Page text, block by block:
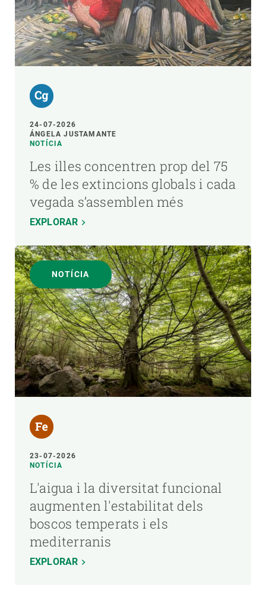
24-07-2026
ÁNGELA JUSTAMANTE
NOTÍCIA
Les illes concentren prop del 75
% de les extincions globals i cada
vegada s’assemblen més
EXPLORAR
NOTÍCIA
23-07-2026
NOTÍCIA
L'aigua i la diversitat funcional
augmenten l'estabilitat dels
boscos temperats i els
mediterranis
EXPLORAR